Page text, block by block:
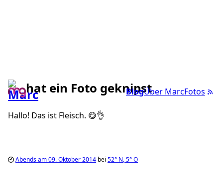
BlogÜber MarcFotos
hat ein Foto geknipst
Hallo! Das ist Fleisch. 😋👌
Abends am 09. Oktober 2014 bei 52° N,5°O